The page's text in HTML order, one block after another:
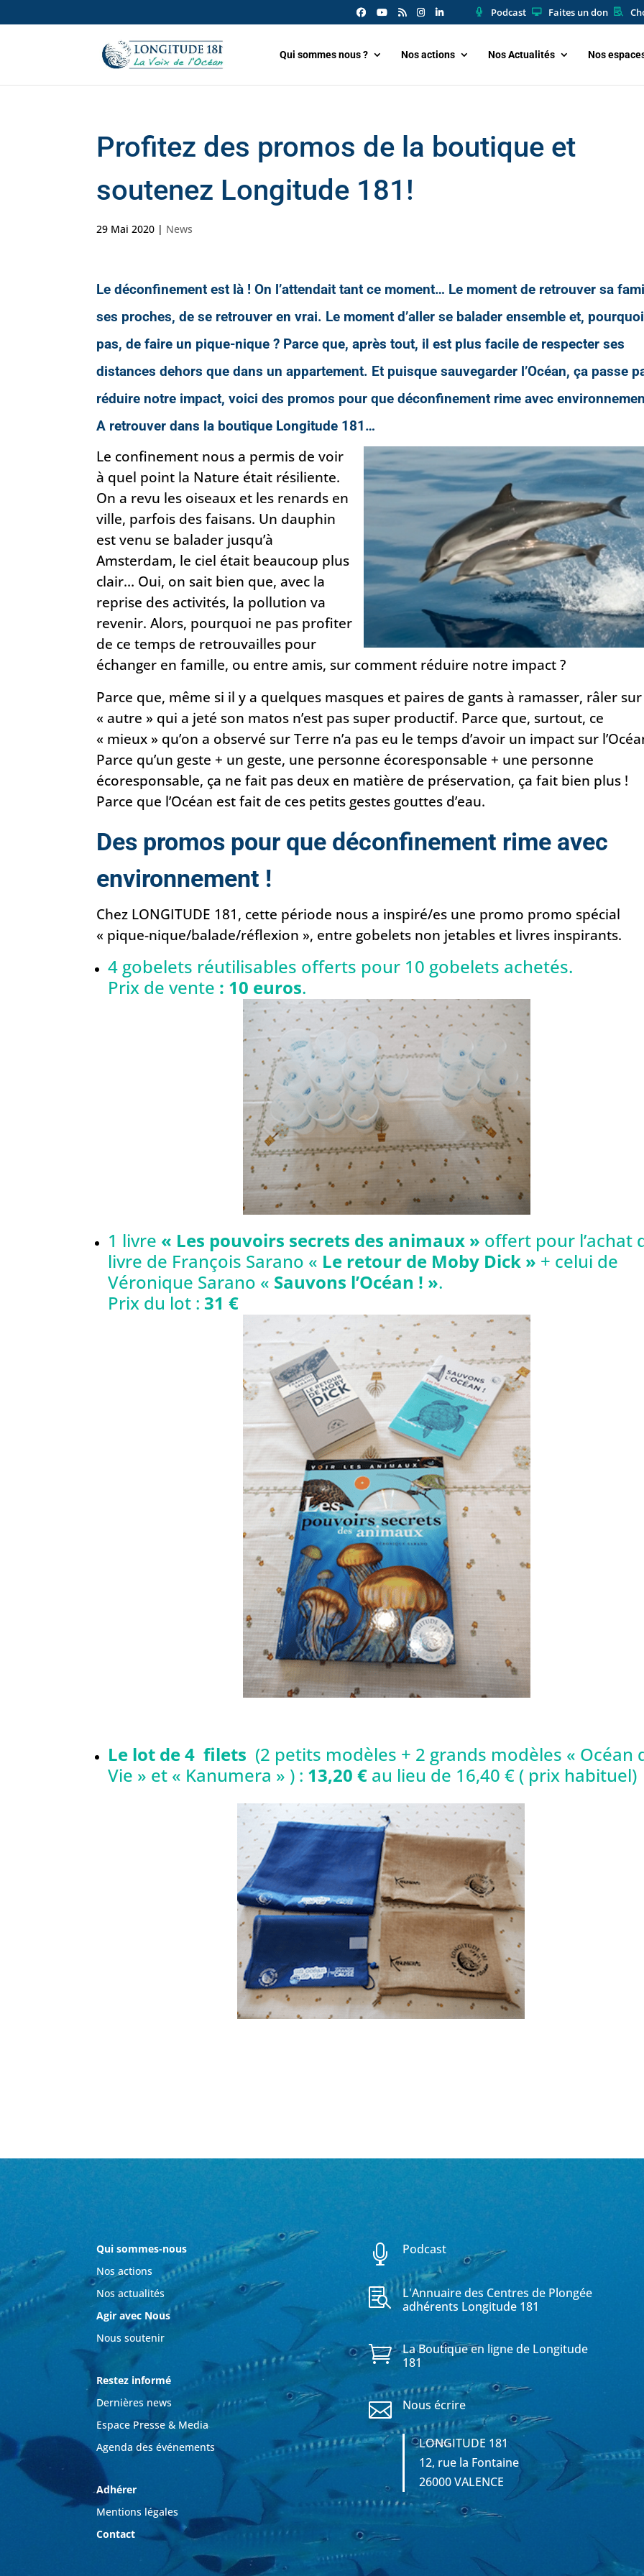
Podcast Faites un don
Qui sommes nous ? Nos actions Nos Actualités Nos
Profitez des promos de la boutique et
soutenez Longitude 181!
29 Mai 2020 | News
Le déconfinement est là ! On l’attendait tant ce moment… Le moment de retrouver sa
ses proches, de se retrouver en vrai. Le moment d’aller se balader ensemble et, pourquoi
pas, de faire un pique-nique ? Parce que, après tout, il est plus facile de respecter ses
distances dehors que dans un appartement. Et puisque sauvegarder l’Océan, ça passe
réduire notre impact, voici des promos pour que déconfinement rime avec
A retrouver dans la boutique Longitude 181 …
Le confinement nous a permis de voir
à quel point la Nature était résiliente.
On a revu les oiseaux et les renards en
ville, parfois des faisans. Un dauphin
est venu se balader jusqu’à
Amsterdam, le ciel était beaucoup plus
clair… Oui, on sait bien que, avec la
reprise des activités, la pollution va
revenir. Alors, pourquoi ne pas profiter
de ce temps de retrouvailles pour
échanger en famille, ou entre amis, sur comment réduire notre impact ?
Parce que, même si il y a quelques masques et paires de gants à ramasser, râler
« autre » qui a jeté son matos n’est pas super productif. Parce que, surtout, ce
« mieux » qu’on a observé sur Terre n’a pas eu le temps d’avoir un impact sur
Parce qu’un geste + un geste, une personne écoresponsable + une personne
écoresponsable, ça ne fait pas deux en matière de préservation, ça fait bien plus !
Parce que l’Océan est fait de ces petits gestes gouttes d’eau.
Des promos pour que déconfinement rime avec
environnement !
Chez LONGITUDE 181, cette période nous a inspiré/es une promo promo spécial
« pique-nique/balade/réflexion », entre gobelets non jetables et livres inspirants.
4 gobelets réutilisables offerts pour 10 gobelets achetés.
Prix de vente : 10 euros.
1 livre « Les pouvoirs secrets des animaux » offert pour l’achat
livre de François Sarano « Le retour de Moby Dick » + celui de
Véronique Sarano « Sauvons l’Océan ! ».
Prix du lot : 31 €
Le lot de 4 filets (2 petits modèles + 2 grands modèles « Océan
Vie » et « Kanumera » ) : 13,20 € au lieu de 16,40 € ( prix habituel)
Qui sommes-nous
Nos actions
Nos actualités
Agir avec Nous
Nous soutenir
Restez informé
Dernières news
Espace Presse & Media
Agenda des événements
Adhérer
Mentions légales
Contact
 Podcast

L'Annuaire des Centres de Plongée
adhérents Longitude 181

La Boutique en ligne de Longitude
181
 Nous écrire
LONGITUDE 181
12, rue la Fontaine
26000 VALENCE